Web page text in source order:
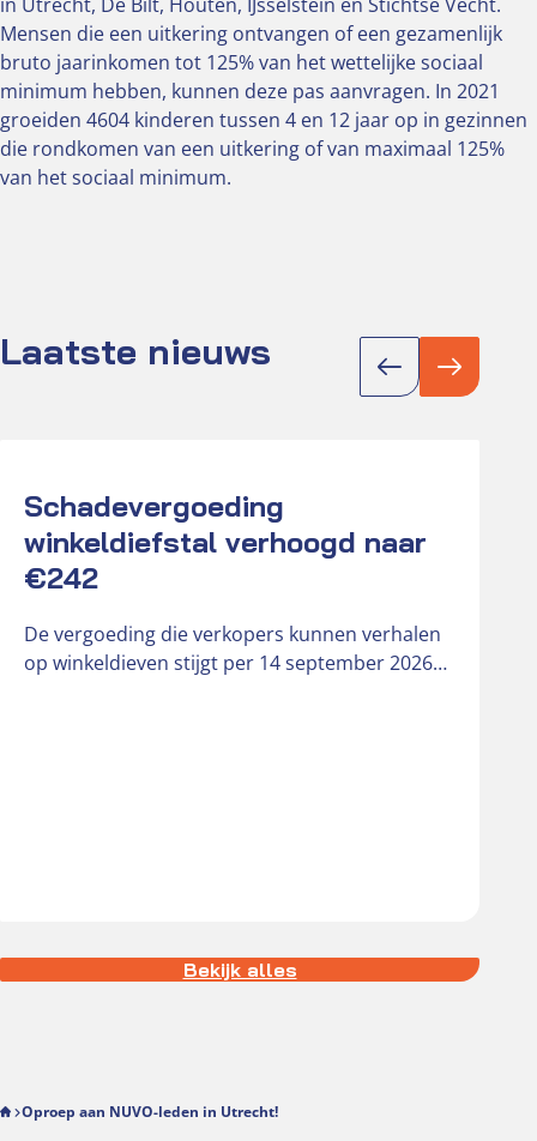
Mensen die een uitkering ontvangen of een gezamenlijk
bruto jaarinkomen tot 125% van het wettelijke sociaal
minimum hebben, kunnen deze pas aanvragen. In 2021
groeiden 4604 kinderen tussen 4 en 12 jaar op in gezinnen
die rondkomen van een uitkering of van maximaal 125%
van het sociaal minimum.
Laatste nieuws
Schadevergoeding
winkeldiefstal verhoogd naar
€242
De vergoeding die verkopers kunnen verhalen
op winkeldieven stijgt per 14 september 2026
Bekijk alles
Oproep aan NUVO-leden in Utrecht!